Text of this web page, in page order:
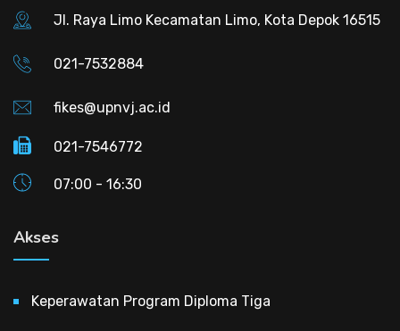
Jl. Raya Limo Kecamatan Limo, Kota Depok 16515
021-7532884
fikes@upnvj.ac.id
021-7546772
07:00 - 16:30
Akses
Keperawatan Program Diploma Tiga